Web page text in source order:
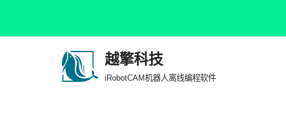
越擎科技
iRobotCAM机器人离线编程软件